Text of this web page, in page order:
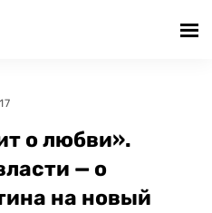
о любви».
— о
на новый